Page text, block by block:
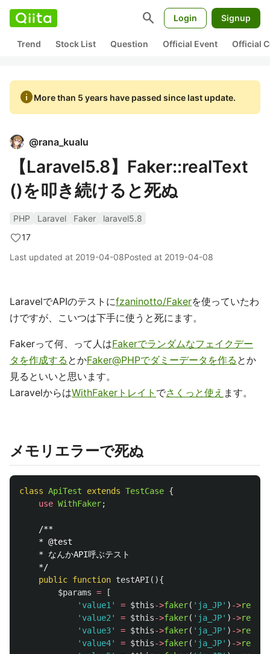
search Login Signup
Trend Stock List Question Official Event Official
infoMore than 5 years have passed since last update.
@rana_kualu
【Laravel5.8】Faker::realText
()を叩き続けると死ぬ
PHP Laravel Faker
laravel5.8
17
Last updated at 2019-04-08Posted at 2019-04-08
LaravelでAPIのテストにfzaninotto/Fakerを使っていたわ
けですが、こいつは下手に使うと死にます。
Fakerって何、って人はFakerでランダムなフェイクデー
タを作成する とかFaker@PHPでダミーデータを作る とか
見るといいと思います。
LaravelからはWithFakerトレイト でさくっと使え ます。
メモリエラーで死ぬ
class ApiTest extends TestCase {
use WithFaker;
/**
	*/
public function testAPI (){
$params =
[
'value1'
= $this->faker( 'ja_JP' ) ->
'value2'
= $this->faker( 'ja_JP' ) ->
'value3'
= $this->faker( 'ja_JP' ) ->
'value4'
= $this->faker( 'ja_JP' ) ->